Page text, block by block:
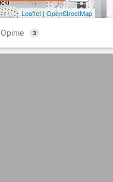
Leaflet | OpenStreetMap
Opinie 3